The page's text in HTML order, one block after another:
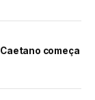
começa